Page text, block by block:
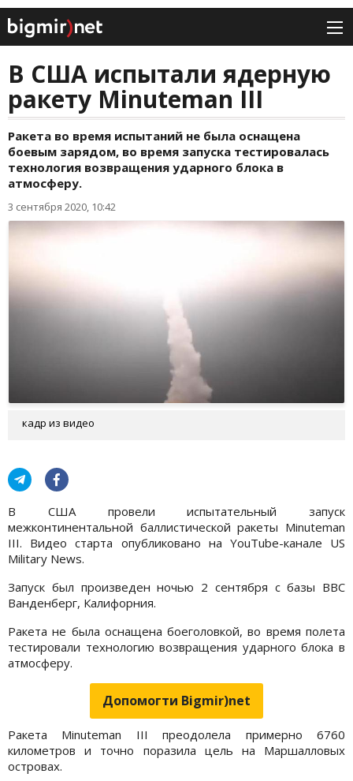
В США испытали ядерную
ракету Minuteman III
Ракета во время испытаний не была оснащена
боевым зарядом, во время запуска тестировалась
технология возвращения ударного блока в
атмосферу.
3 сентября 2020, 10:42
кадр из видео
В США провели испытательный запуск
межконтинентальной баллистической ракеты Minuteman
III. Видео старта опубликовано на YouTube-канале US
Military News.
Запуск был произведен ночью 2 сентября с базы ВВС
Ванденберг, Калифорния.
Ракета не была оснащена боеголовкой, во время полета
тестировали технологию возвращения ударного блока в
атмосферу.
Допомогти Bigmir)net
Ракета Minuteman III преодолела примерно 6760
километров и точно поразила цель на Маршалловых
островах.